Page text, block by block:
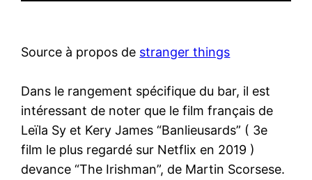
Source à propos de stranger things
Dans le rangement spécifique du bar, il est
intéressant de noter que le film français de
Leïla Sy et Kery James “Banlieusards” ( 3e
film le plus regardé sur Netflix en 2019 )
devance “The Irishman”, de Martin Scorsese.